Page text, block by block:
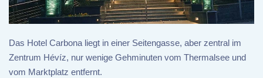
Das Hotel Carbona liegt in einer Seitengasse, aber zentral im
Zentrum Hévíz, nur wenige Gehminuten vom Thermalsee und
vom Marktplatz entfernt.